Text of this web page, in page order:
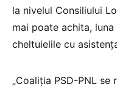
la nivelul Consiliului
mai poate achita,
cheltuielile cu
„Coaliția PSD-PNL